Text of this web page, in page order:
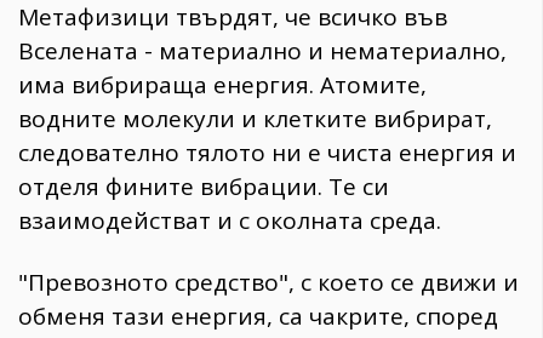
Метафизици твърдят, че всичко във
Вселената - материално и нематериално,
има вибрираща енергия. Атомите,
водните молекули и клетките вибрират,
следователно тялото ни е чиста енергия и
отделя фините вибрации. Те си
взаимодействат и с околната среда.
"Превозното средство", с което се движи и
обменя тази енергия, са чакрите, според